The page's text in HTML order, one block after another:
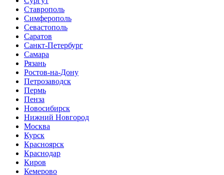
Ставрополь
Симферополь
Севастополь
Саратов
Санкт-Петербург
Самара
Рязань
Ростов-на-Дону
Петрозаводск
Пермь
Пенза
Новосибирск
Нижний Новгород
Москва
Курск
Красноярск
Краснодар
Киров
Кемерово